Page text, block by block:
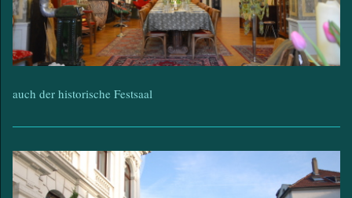
auch der historische Festsaal